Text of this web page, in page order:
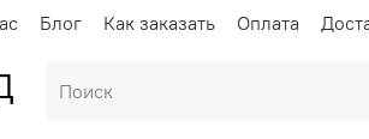
Блог Как заказать Оплата